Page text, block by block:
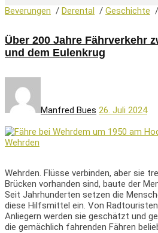
Beverungen / Derental / Geschichte /
Über 200 Jahre Fährverkehr
und dem Eulenkrug
Manfred Bues 26. Juli 2024
Wehrden. Flüsse verbinden, aber sie
Brücken vorhanden sind, baute der
Seit Jahrhunderten setzen die
diese Hilfsmittel ein. Von
Anliegern werden sie geschätzt und
die gemächlich fahrenden Fähren